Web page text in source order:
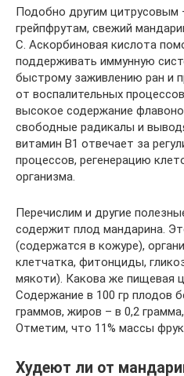
Подобно другим цитрусовым
грейпфрутам, свежий
С. Аскорбиновая кислота
поддерживать иммунную
быстрому заживлению ран и
от воспалительных
высокое содержание
свободные радикалы и
витамин В1 отвечает за
процессов, регенерацию
организма.
Перечислим и другие
содержит плод мандарина.
(содержатся в кожуре),
клетчатка, фитонциды,
мякоти). Какова же пищевая
Содержание в 100 гр плодов
граммов, жиров – в 0,2
Отметим, что 11% массы
Худеют ли от